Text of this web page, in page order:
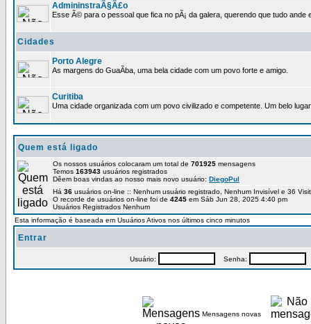
AdmininstraÃ§Ã£o
Esse Ã© para o pessoal que fica no pÃ¡ da galera, querendo que tudo ande
Cidades
Porto Alegre
As margens do GuaÃ­ba, uma bela cidade com um povo forte e amigo.
Curitiba
Uma cidade organizada com um povo civilizado e competente. Um belo
Quem está ligado
Os nossos usuários colocaram um total de 701925 mensagens
Temos 163943 usuários registrados
Dêem boas vindas ao nosso mais novo usuário: DiegoPul
Há 36 usuários on-line :: Nenhum usuário registrado, Nenhum Invisível e 36
O recorde de usuários on-line foi de 4245 em Sáb Jun 28, 2025 4:40 pm
Usuários Registrados Nenhum
Esta informação é baseada em Usuários Ativos nos últimos cinco minutos
Entrar
Usuário: Senha:
Mensagens novas